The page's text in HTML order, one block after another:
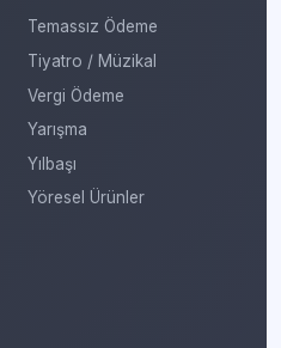
Temassız Ödeme
Tiyatro / Müzikal
Vergi Ödeme
Yarışma
Yılbaşı
Yöresel Ürünler